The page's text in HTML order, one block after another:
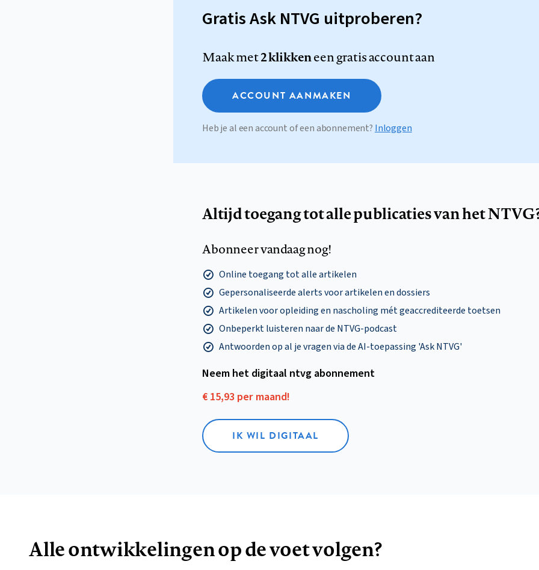
Gratis Ask NTVG uitproberen?
Maak met2 klikkeneen gratis account aan
ACCOUNT AANMAKEN
Heb je al een account of een abonnement? Inloggen
Altijd toegang tot alle publicaties van het
Abonneer vandaag nog!
Online toegang tot alle artikelen
Gepersonaliseerde alerts voor artikelen en dossiers
Artikelen voor opleiding en nascholing mét geaccrediteerde toetsen
Onbeperkt luisteren naar de NTVG-podcast
Antwoorden op al je vragen via de AI-toepassing 'Ask NTVG'
Neem het digitaal ntvg abonnement
€ 15,93 per maand!
IK WIL DIGITAAL
Alle ontwikkelingen op de voet volgen?